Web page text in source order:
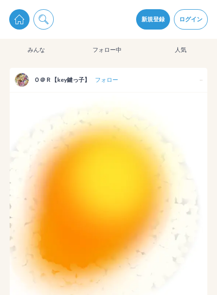
新規登録 ログイン
pixiv Sketchは2024年5月28日付で プライパシーポリシーを改定しました。
通知を受け取るにはここをクリックします
pixiv Sketchアプリでさらに快適に！
みんな フォロー中 人気
Ｏ＠Ｒ【key鍵っ子】 フォロー --